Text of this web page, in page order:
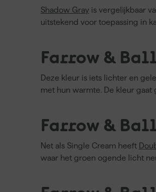
Shadow Gray is vergelijkbaar
uitstekend voor toepassing in
Farrow &
Deze kleur is iets lichter en
met hun warmte. De kleur gaat
Farrow &
Net als Single Cream heeft
waar het groen ogende licht